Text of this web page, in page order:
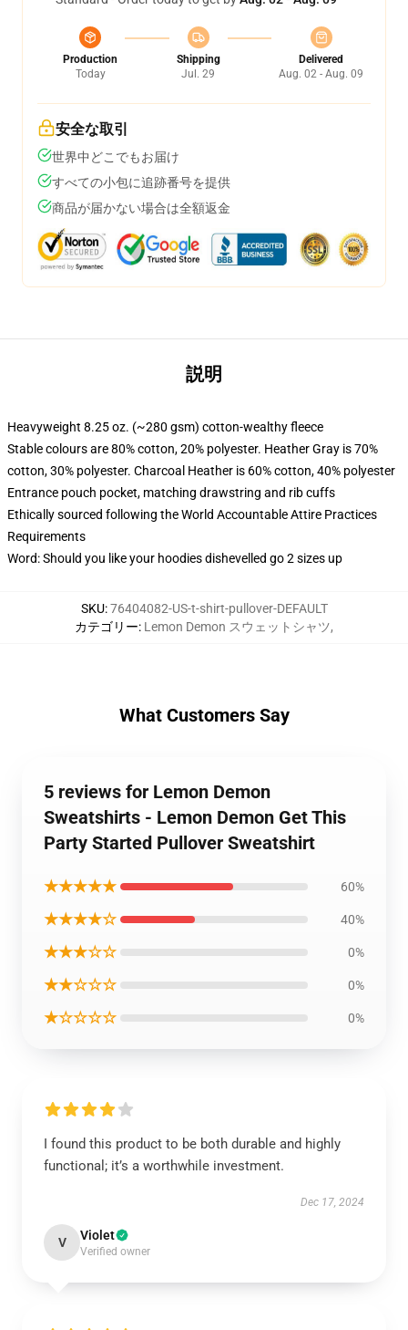
Production
Today
Shipping
Jul. 29
Delivered
Aug. 02 - Aug. 09
安全な取引
世界中どこでもお届け
すべての小包に追跡番号を提供
商品が届かない場合は全額返金
説明
Heavyweight 8.25 oz. (~280 gsm) cotton-wealthy fleece
Stable colours are 80% cotton, 20% polyester. Heather Gray is 70%
cotton, 30% polyester. Charcoal Heather is 60% cotton, 40% polyester
Entrance pouch pocket, matching drawstring and rib cuffs
Ethically sourced following the World Accountable Attire Practices
Requirements
Word: Should you like your hoodies dishevelled go 2 sizes up
SKU:76404082-US-t-shirt-pullover-DEFAULT
カテゴリー: Lemon Demon スウェットシャツ,
What Customers Say
5 reviews for Lemon Demon
Sweatshirts - Lemon Demon Get This
Party Started Pullover Sweatshirt
★★★★★ 60%
★★★★☆ 40%
★★★☆☆ 0%
★★☆☆☆ 0%
★☆☆☆☆ 0%
I found this product to be both durable and highly
functional; it’s a worthwhile investment.
Dec 17, 2024
V Violet
Verified owner